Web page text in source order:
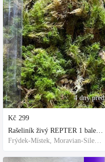
4 dny před
Kč 299
Rašeliník živý REPTER 1 balení - násada, TOP kvalita 30cm-30cm-8cm
Frýdek-Místek, Moravian-Silesian Region,Others